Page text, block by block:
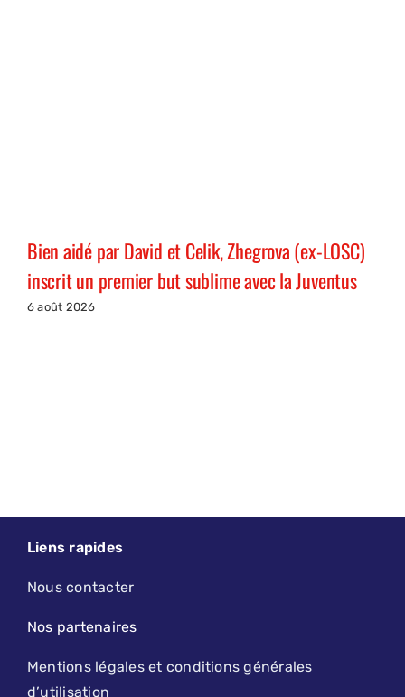
Bien aidé par David et Celik, Zhegrova (ex-LOSC)
inscrit un premier but sublime avec la Juventus
6 août 2026
Liens rapides
Nous contacter
Nos partenaires
Mentions légales et conditions générales
d’utilisation